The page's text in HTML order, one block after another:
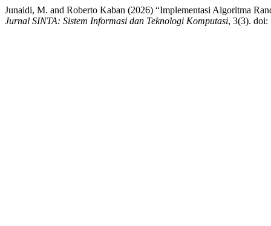
Junaidi, M. and Roberto Kaban (2026) “Implementasi Algoritma
Jurnal SINTA: Sistem Informasi dan Teknologi Komputasi, 3(3). doi: